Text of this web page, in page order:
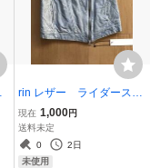
rin レザー ライダース
ベスト ライダースベス
ト レザーベスト 羊
革 ライトブルー ¥290
00 未使用
現在 1,000円
送料未定
0
2日
未使用